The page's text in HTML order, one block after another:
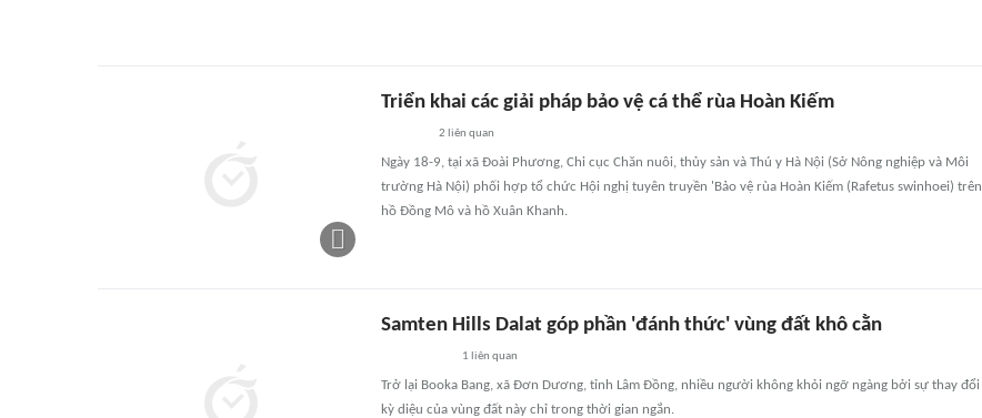
Triển khai các giải pháp bảo vệ cá thể rùa Hoàn Kiếm
2 liên quan
Ngày 18-9, tại xã Đoài Phương, Chi cục Chăn nuôi, thủy sản và Thú y Hà Nội (Sở Nông nghiệp và Môi
trường Hà Nội) phối hợp tổ chức Hội nghị tuyên truyền 'Bảo vệ rùa Hoàn Kiếm (Rafetus swinhoei) trên
hồ Đồng Mô và hồ Xuân Khanh.
Samten Hills Dalat góp phần 'đánh thức' vùng đất khô cằn
1 liên quan
Trở lại Booka Bang, xã Đơn Dương, tỉnh Lâm Đồng, nhiều người không khỏi ngỡ ngàng bởi sự thay đổi
kỳ diệu của vùng đất này chỉ trong thời gian ngắn.